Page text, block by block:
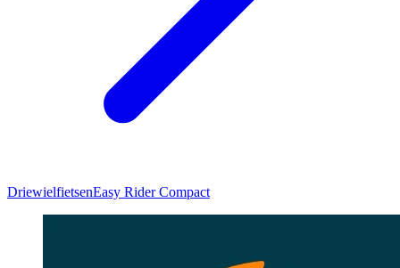
DriewielfietsenEasy Rider Compact